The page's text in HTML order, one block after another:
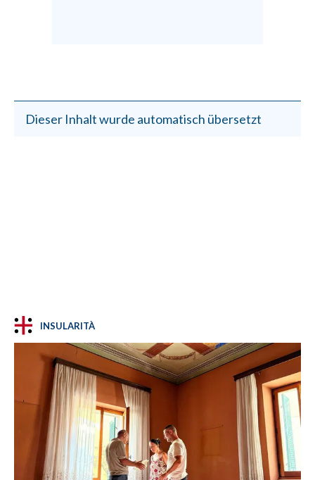
Dieser Inhalt wurde automatisch übersetzt
INSULARITÀ